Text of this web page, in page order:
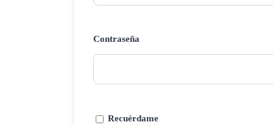
Contraseña
Recuérdame